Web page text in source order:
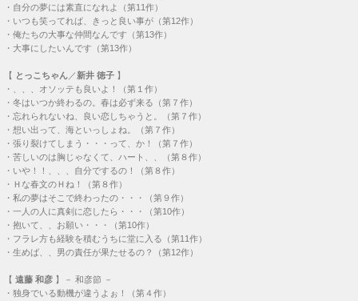
・ 自分の夢には素直になれよ（第11作）
・ いつも笑ってれば、きっと良い事が（第12作）
・ 俺たちの大事な仲間なんです（第13作）
・ 大事にしたいんです（第13作）
【 とっこちゃん／新井 徳子 】
・ 、、、オソッテも良いよ！（第１作）
・ 冬はいつか終わるの。春は必ず来る（第７作）
・ 忘れられないね、良い恋しちゃうと。（第７作）
・ 想い出って、海といっしょね。（第７作）
・ 張り裂けてしまう・・・って、か！（第７作）
・ 苦しいのは胸じゃなくて、ハート、、（第８作）
・ いや！！、、、自分でするの！（第８作）
・ Ｈな春文のＨね！（第８作）
・ 私の夢はそこで終わったの・・・（第９作）
・ 一人の人に真剣に恋したら・・・（第10作）
・ 抱いて、、お願い・・・（第10作）
・ フラレ方も経験を積むうちに堂に入る（第11作）
・ 生めば、、男の責任が果たせるの？（第12作）
【 遠藤 和彦 】－ 和彦節 －
・ 独身でいる動機が違うよぉ！（第４作）